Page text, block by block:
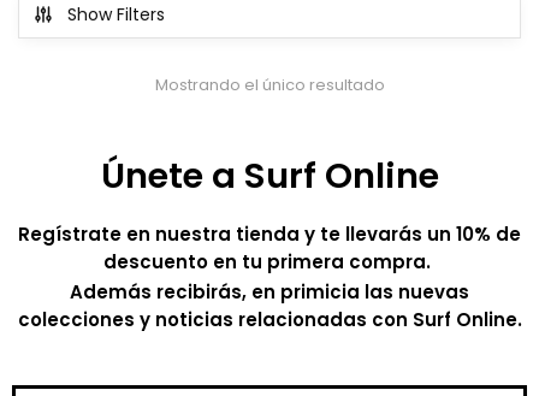
Show Filters
Mostrando el único resultado
Únete a Surf Online
Regístrate en nuestra tienda y te llevarás un 10% de
descuento en tu primera compra.
Además recibirás, en primicia las nuevas
colecciones y noticias relacionadas con Surf Online.